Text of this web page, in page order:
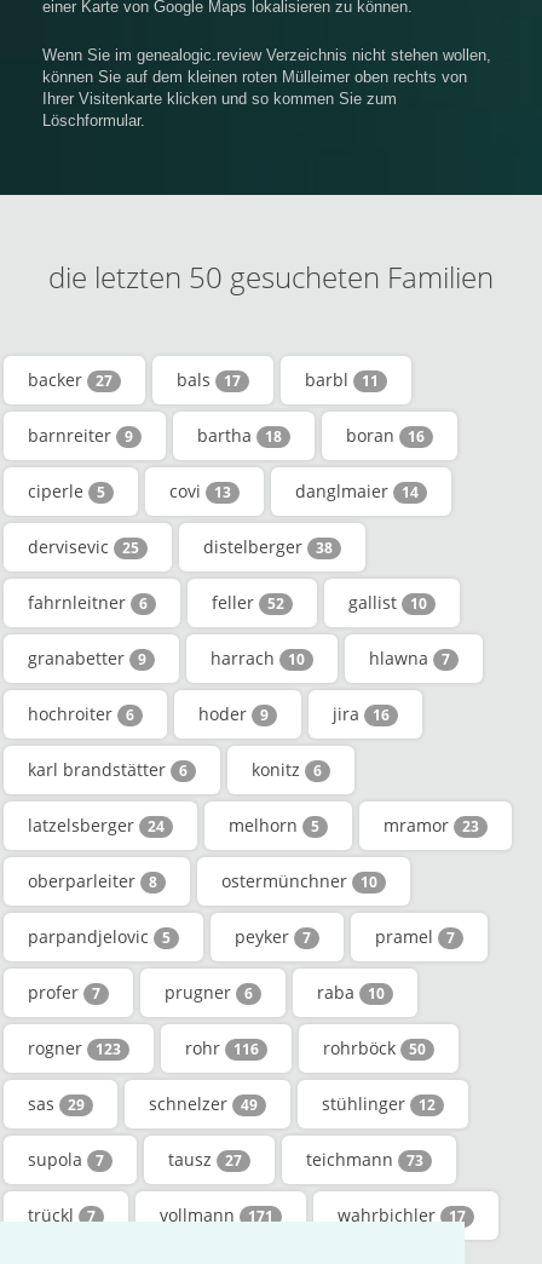
einer Karte von Google Maps lokalisieren zu können.
Wenn Sie im genealogic.review Verzeichnis nicht stehen wollen,
können Sie auf dem kleinen roten Mülleimer oben rechts von
Ihrer Visitenkarte klicken und so kommen Sie zum
Löschformular.
die letzten 50 gesucheten Familien
backer 27 bals 17 barbl 11
barnreiter 9 bartha 18 boran 16
ciperle 5 covi 13 danglmaier 14
dervisevic 25 distelberger 38
fahrnleitner 6 feller 52 gallist 10
granabetter 9 harrach 10 hlawna 7
hochroiter 6 hoder 9 jira 16
karl brandstätter 6 konitz 6
latzelsberger 24 melhorn 5 mramor 23
oberparleiter 8 ostermünchner 10
parpandjelovic 5 peyker 7 pramel 7
profer 7 prugner 6 raba 10
rogner 123 rohr 116 rohrböck 50
sas 29 schnelzer 49 stühlinger 12
supola 7 tausz 27 teichmann 73
trückl 7 vollmann 171 wahrbichler 17